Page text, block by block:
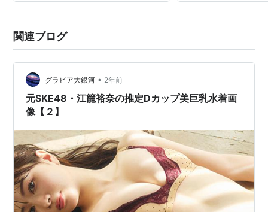
関連ブログ
グラビア大銀河 • 2年前
元SKE48・江籠裕奈の推定Dカップ美巨乳水着画
像【２】